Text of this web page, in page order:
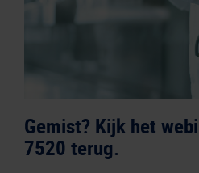
Gemist? Kijk het
7520 terug.